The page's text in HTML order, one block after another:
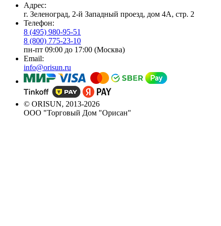
Адрес:
г. Зеленоград, 2-й Западный проезд, дом 4А, стр. 2
Телефон:
8 (495) 980-95-51
8 (800) 775-23-10
пн-пт 09:00 до 17:00 (Москва)
Email:
info@orisun.ru
© ORISUN, 2013-2026
ООО "Торговый Дом "Орисан"